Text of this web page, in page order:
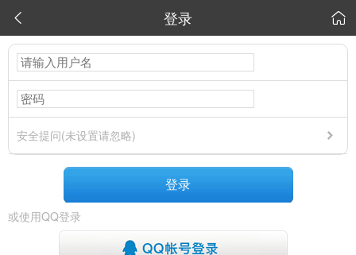
 登录 
安全提问(未设置请忽略)
登录
或使用QQ登录